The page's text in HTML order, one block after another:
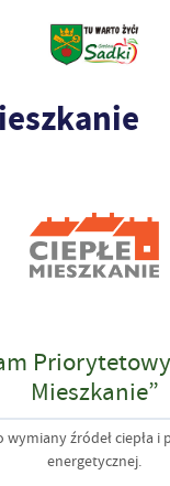
Priorytetowy
Mieszkanie”
wymiany źródeł ciepła
energetycznej.